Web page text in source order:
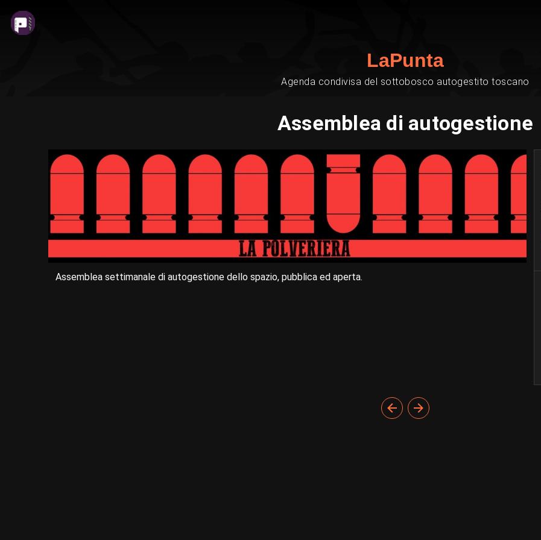
LaPunta
Agenda condivisa del sottobosco autogestito toscano
Assemblea di autogestione
Assemblea settimanale di autogestione dello spazio, pubblica ed aperta.